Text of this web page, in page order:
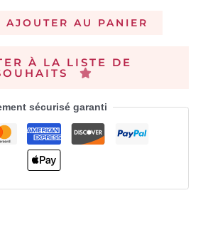
AJOUTER AU PANIER
À LA LISTE DE
sécurisé garanti